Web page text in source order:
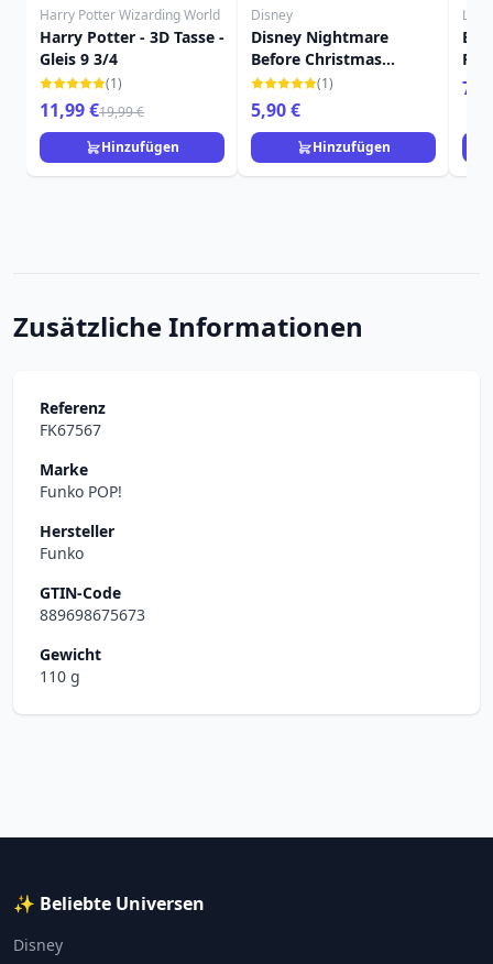
Harry Potter Wizarding World
Harry Potter - 3D Tasse -
Gleis 9 3/4
(1)
11,99 €19,99 €
Hinzufügen
Disney
Disney Nightmare
Before Christmas
Untersetzer
(1)
5,90 €
Hinzufügen
Zusätzliche Informationen
Referenz
FK67567
Marke
Funko POP!
Hersteller
Funko
GTIN-Code
889698675673
Gewicht
110 g
✨ Beliebte Universen
Disney